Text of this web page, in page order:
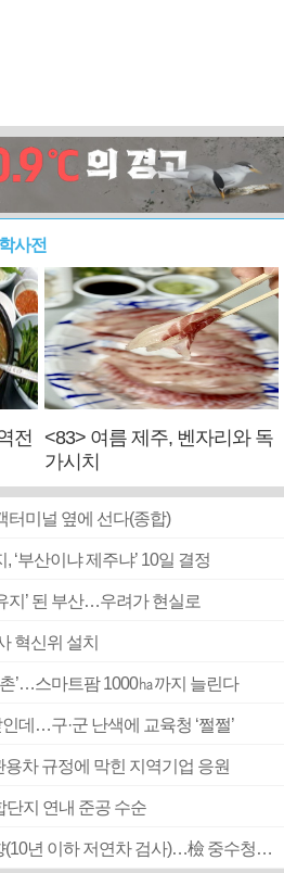
사전
전
<83> 여름 제주, 벤자리와 독
가시치
터미널 옆에 선다(종합)
‘부산이냐 제주냐’ 10일 결정
지’ 된 부산…우려가 현실로
혁신위 설치
’…스마트팜 1000㏊까지 늘린다
데…구·군 난색에 교육청 ‘쩔쩔’
차 규정에 막힌 지역기업 응원
단지 연내 준공 수순
■ 검사 신분 버리고 직급하향(10년 이하 저연차 검사)…檢 중수청행 기피